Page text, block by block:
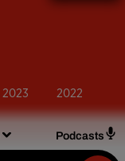
Podcasts
2023 2022